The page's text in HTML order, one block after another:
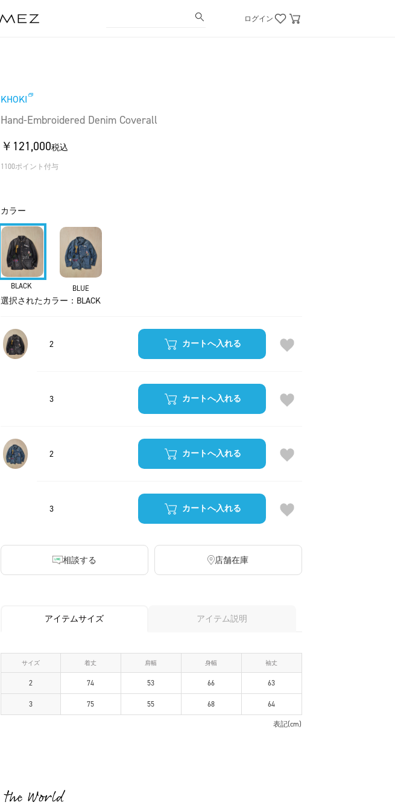
ログイン
KHOKI
Hand-Embroidered Denim Coverall
￥121,000税込
1100ポイント付与
カラー
BLACK BLUE
選択されたカラー：BLACK
2 カートへ入れる
3 カートへ入れる
2 カートへ入れる
3 カートへ入れる
相談する 店舗在庫
アイテムサイズ アイテム説明
サイズ 着丈 肩幅 身幅 袖丈
2 74 53 66 63
3 75 55 68 64
表記(cm)